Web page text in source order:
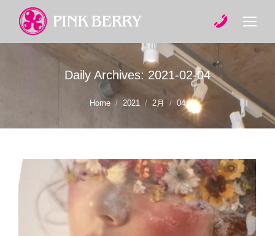
Daily Archives: 2021-02-04
Home 2021 2月 04